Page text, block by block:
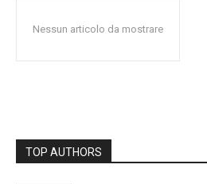
Nessun articolo da mostrare
TOP AUTHORS